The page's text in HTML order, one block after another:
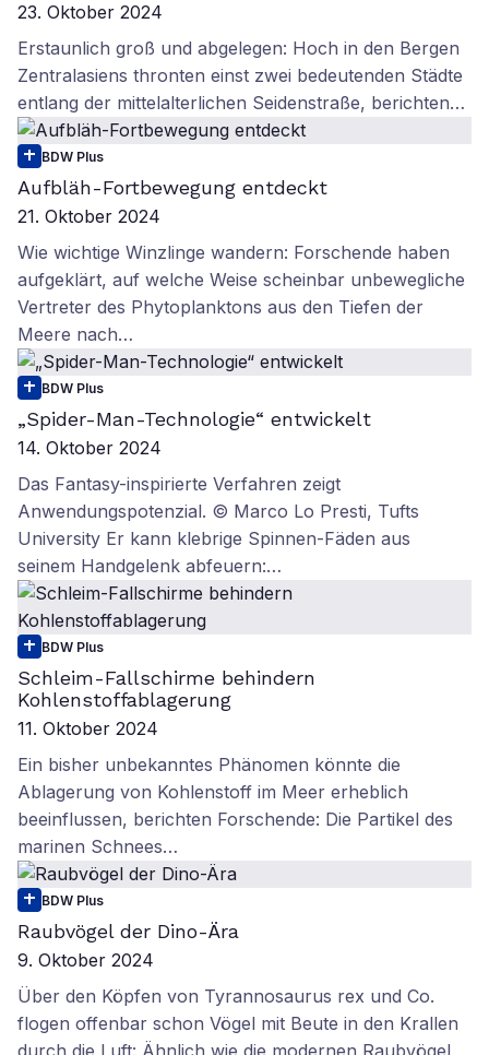
23. Oktober 2024
Erstaunlich groß und abgelegen: Hoch in den Bergen
Zentralasiens thronten einst zwei bedeutenden Städte
entlang der mittelalterlichen Seidenstraße, berichten…
BDW Plus
Aufbläh-Fortbewegung entdeckt
21. Oktober 2024
Wie wichtige Winzlinge wandern: Forschende haben
aufgeklärt, auf welche Weise scheinbar unbewegliche
Vertreter des Phytoplanktons aus den Tiefen der
Meere nach…
BDW Plus
„Spider-Man-Technologie“ entwickelt
14. Oktober 2024
Das Fantasy-inspirierte Verfahren zeigt
Anwendungspotenzial. © Marco Lo Presti, Tufts
University Er kann klebrige Spinnen-Fäden aus
seinem Handgelenk abfeuern:…
BDW Plus
Schleim-Fallschirme behindern
Kohlenstoffablagerung
11. Oktober 2024
Ein bisher unbekanntes Phänomen könnte die
Ablagerung von Kohlenstoff im Meer erheblich
beeinflussen, berichten Forschende: Die Partikel des
marinen Schnees…
BDW Plus
Raubvögel der Dino-Ära
9. Oktober 2024
Über den Köpfen von Tyrannosaurus rex und Co.
flogen offenbar schon Vögel mit Beute in den Krallen
durch die Luft: Ähnlich wie die modernen Raubvögel